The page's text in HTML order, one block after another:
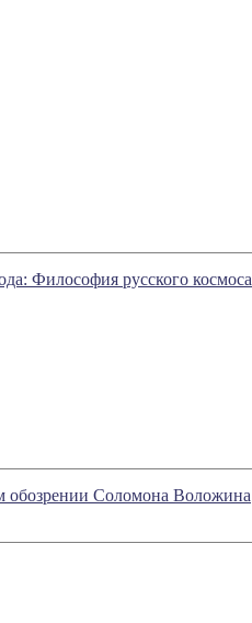
Философия русского космоса
обозрении Соломона Воложина